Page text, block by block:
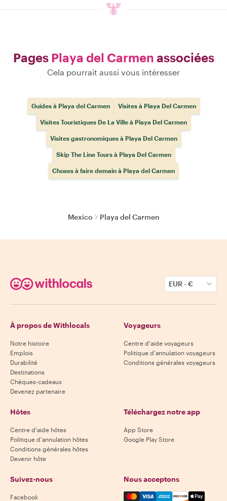
Pages Playa del Carmen associées
Cela pourrait aussi vous intéresser
Guides à Playa del Carmen Visites à Playa Del Carmen
Visites Touristiques De La Ville à Playa Del Carmen
Visites gastronomiques à Playa Del Carmen
Skip The Line Tours à Playa Del Carmen
Choses à faire demain à Playa del Carmen
Mexico Playa del Carmen
EUR-€
À propos de Withlocals
Notre histoire
Emplois
Durabilité
Destinations
Chèques-cadeaux
Devenez partenaire
Voyageurs
Centre d'aide voyageurs
Politique d'annulation voyageurs
Conditions générales voyageurs
Hôtes
Centre d'aide hôtes
Politique d'annulation hôtes
Conditions générales hôtes
Devenir hôte
Téléchargez notre app
App Store
Google Play Store
Suivez-nous
Facebook
Nous acceptons
Mastercard, Visa, Amex,